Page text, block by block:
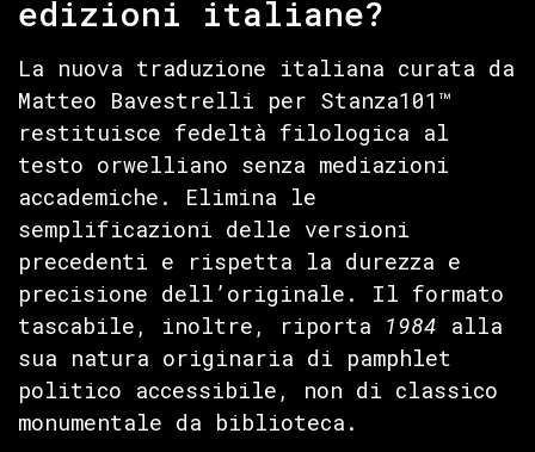
edizioni italiane?
La nuova traduzione italiana curata da
Matteo Bavestrelli per Stanza101™
restituisce fedeltà filologica al
testo orwelliano senza mediazioni
accademiche. Elimina le
semplificazioni delle versioni
precedenti e rispetta la durezza e
precisione dell’originale. Il formato
tascabile, inoltre, riporta 1984 alla
sua natura originaria di pamphlet
politico accessibile, non di classico
monumentale da biblioteca.